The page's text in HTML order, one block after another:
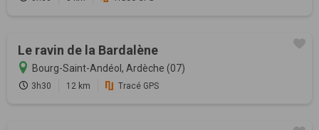
Le ravin de la Bardalène
Bourg-Saint-Andéol, Ardèche (07)
3h30 12 km Tracé GPS